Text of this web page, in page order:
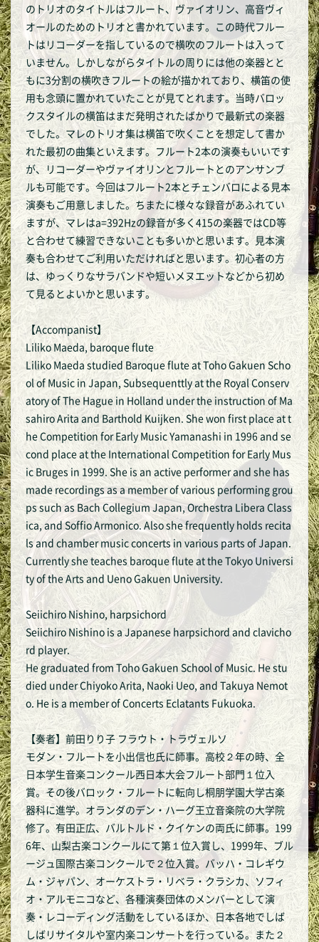
のトリオのタイトルはフルート、ヴァイオリン、高音ヴィ
オールのためのトリオと書かれています。この時代フルー
トはリコーダーを指しているので横吹のフルートは入って
いません。しかしながらタイトルの周りには他の楽器とと
もに3分割の横吹きフルートの絵が描かれており、横笛の使
用も念頭に置かれていたことが見てとれます。当時バロッ
クスタイルの横笛はまだ発明されたばかりで最新式の楽器
でした。マレのトリオ集は横笛で吹くことを想定して書か
れた最初の曲集といえます。フルート2本の演奏もいいです
が、リコーダーやヴァイオリンとフルートとのアンサンブ
ルも可能です。今回はフルート2本とチェンバロによる見本
演奏もご用意しました。ちまたに様々な録音があふれてい
ますが、マレはa=392Hzの録音が多く415の楽器ではCD等
と合わせて練習できないことも多いかと思います。見本演
奏も合わせてご利用いただければと思います。初心者の方
は、ゆっくりなサラバンドや短いメヌエットなどから初め
て見るとよいかと思います。
【Accompanist】
Liliko Maeda, baroque flute
Liliko Maeda studied Baroque flute at Toho Gakuen Scho
ol of Music in Japan, Subsequenttly at the Royal Conserv
atory of The Hague in Holland under the instruction of Ma
sahiro Arita and Barthold Kuijken. She won first place at t
he Competition for Early Music Yamanashi in 1996 and se
cond place at the International Competition for Early Mus
ic Bruges in 1999. She is an active performer and she has
made recordings as a member of various performing grou
ps such as Bach Collegium Japan, Orchestra Libera Class
ica, and Soffio Armonico. Also she frequently holds recita
ls and chamber music concerts in various parts of Japan.
Currently she teaches baroque flute at the Tokyo Universi
ty of the Arts and Ueno Gakuen University.
Seiichiro Nishino, harpsichord
Seiichiro Nishino is a Japanese harpsichord and clavicho
rd player.
He graduated from Toho Gakuen School of Music. He stu
died under Chiyoko Arita, Naoki Ueo, and Takuya Nemot
o. He is a member of Concerts Eclatants Fukuoka.
【奏者】前田りり子 フラウト・トラヴェルソ
モダン・フルートを小出信也氏に師事。高校２年の時、全
日本学生音楽コンクール西日本大会フルート部門１位入
賞。その後バロック・フルートに転向し桐朋学園大学古楽
器科に進学。オランダのデン・ハーグ王立音楽院の大学院
修了。有田正広、バルトルド・クイケンの両氏に師事。199
6年、山梨古楽コンクールにて第１位入賞し、1999年、ブル
ージュ国際古楽コンクールで２位入賞。バッハ・コレギウ
ム・ジャパン、オーケストラ・リベラ・クラシカ、ソフィ
オ・アルモニコなど、各種演奏団体のメンバーとして演
奏・レコーディング活動をしているほか、日本各地でしば
しばリサイタルや室内楽コンサートを行っている。また２